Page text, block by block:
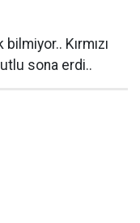
Kırmızı
sona erdi..